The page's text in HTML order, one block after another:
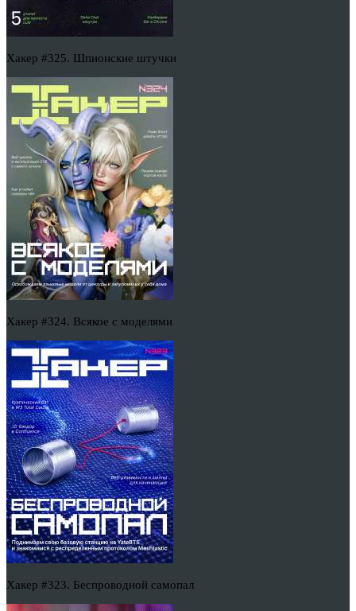
Хакер #325. Шпионские штучки
Хакер #324. Всякое с моделями
Хакер #323. Беспроводной самопал